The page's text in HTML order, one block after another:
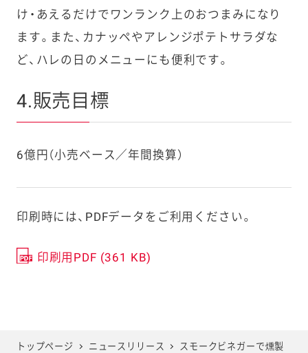
け・あえるだけでワンランク上のおつまみになり
ます。また、カナッペやアレンジポテトサラダな
ど、ハレの日のメニューにも便利です。
4.販売目標
6億円（小売ベース／年間換算）
印刷時には、PDFデータをご利用ください。
印刷用PDF (361 KB)
トップページ ニュースリリース
スモークビネガーで燻製